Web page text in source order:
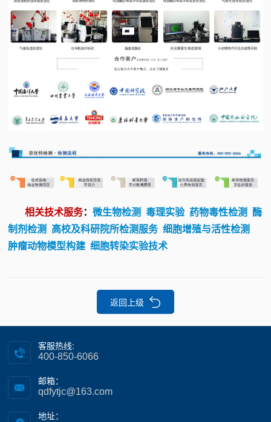
相关技术服务：微生物检测 毒理实验 药物毒性检测 酶
制剂检测 高校及科研院所检测服务 细胞增殖与活性检测
肿瘤动物模型构建 细胞转染实验技术
返回上级
客服热线:
400-850-6066
邮箱：
qdfytjc@163.com
地址：